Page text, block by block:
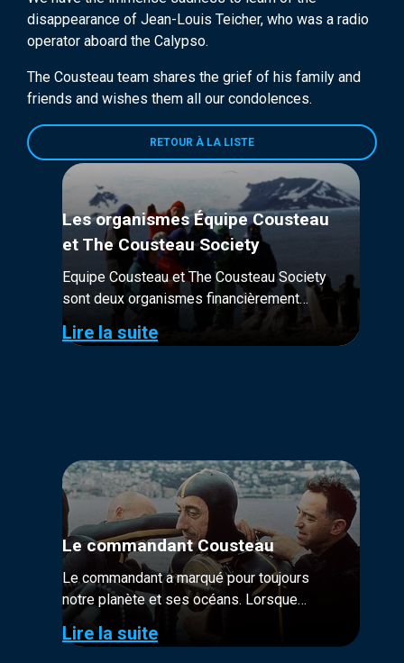
disappearance of Jean-Louis Teicher, who was a radio
operator aboard the Calypso.
The Cousteau team shares the grief of his family and
friends and wishes them all our condolences.
RETOUR À LA LISTE
Les organismes Équipe Cousteau
et The Cousteau Society
Equipe Cousteau et The Cousteau Society
sont deux organismes financièrement
distincts. Tous deux à but non-lucratif, leur
financement provient majoritairement de
Lire la suite
Le commandant Cousteau
Le commandant a marqué pour toujours
notre planète et ses océans. Lorsque
Cousteau et ses équipages s’embarquent
sur la Calypso pour explorer le monde, on
Lire la suite